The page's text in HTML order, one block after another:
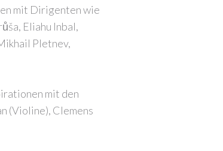
mit Dirigenten wie
Eliahu Inbal,
Pletnev,
mit den
(Violine), Clemens